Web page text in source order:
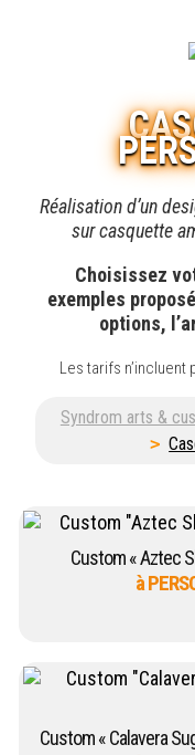
&
Réalisation d’un
sur casquette
Choisissez
exemples
options,
Les tarifs
Syndrom arts &
>
Custom « Aztec
Custom « Calavera